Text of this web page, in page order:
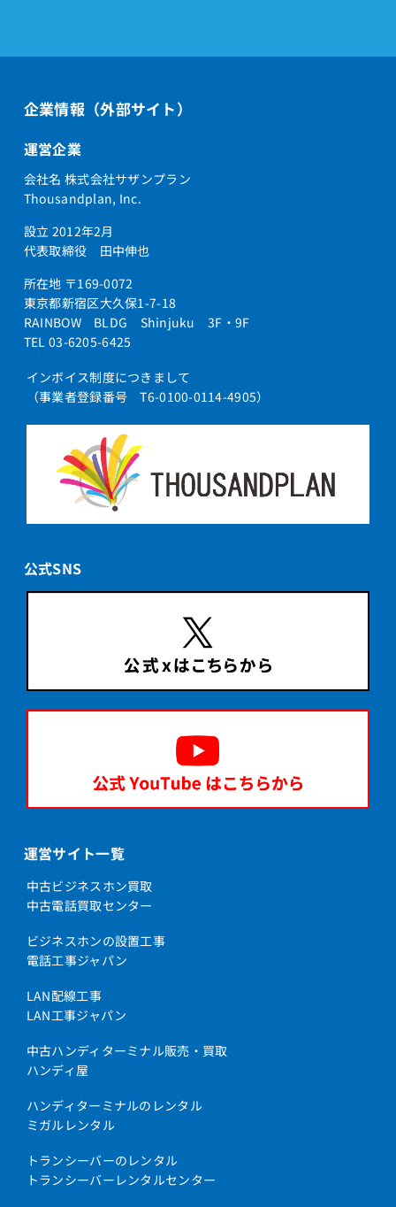
企業情報（外部サイト）
運営企業
会社名 株式会社サザンプラン
Thousandplan, Inc.
設立 2012年2月
代表取締役 田中伸也
所在地 〒169-0072
東京都新宿区大久保1-7-18
RAINBOW BLDG Shinjuku 3F・9F
TEL 03-6205-6425
インボイス制度につきまして
（事業者登録番号 T6-0100-0114-4905）
公式SNS
運営サイト一覧
中古ビジネスホン買取
中古電話買取センター
ビジネスホンの設置工事
電話工事ジャパン
LAN配線工事
LAN工事ジャパン
中古ハンディターミナル販売・買取
ハンディ屋
ハンディターミナルのレンタル
ミガルレンタル
トランシーバーのレンタル
トランシーバーレンタルセンター